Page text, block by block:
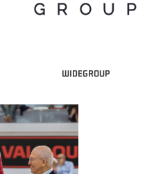
WIDEGROUP